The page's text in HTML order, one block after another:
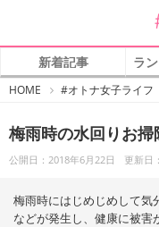
新着記事 ラ
HOME
女
子
#オトナ女子ライフ
梅雨時の水回りお掃
公開日：2018年6月22日 更新日
梅雨時にはじめじめして気
などが発生し、健康に被害